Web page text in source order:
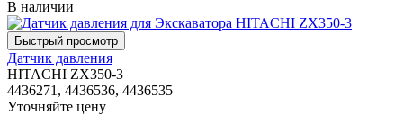
В наличии
Датчик давления
HITACHI ZX350-3
4436271, 4436536, 4436535
Уточняйте цену